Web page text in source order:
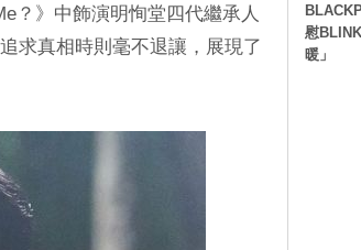
？》中飾演明恂堂四代繼承人
求真相時則毫不退讓，展現了
慰
暖」